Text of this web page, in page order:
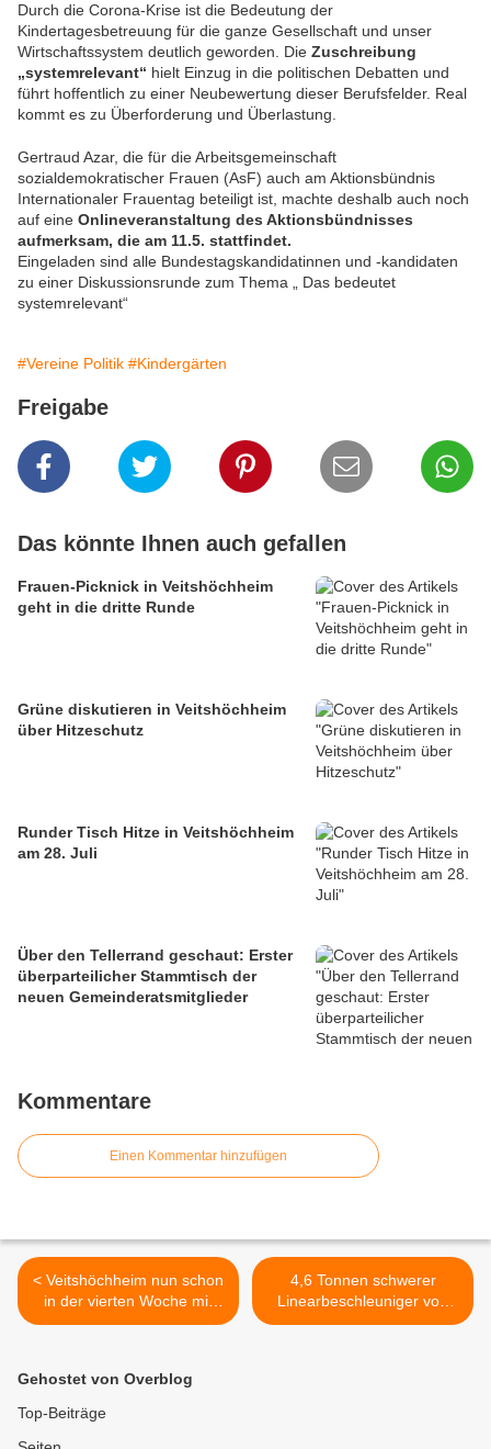
Durch die Corona-Krise ist die Bedeutung der
Kindertagesbetreuung für die ganze Gesellschaft und unser
Wirtschaftssystem deutlich geworden. Die Zuschreibung
„systemrelevant“ hielt Einzug in die politischen Debatten und
führt hoffentlich zu einer Neubewertung dieser Berufsfelder. Real
kommt es zu Überforderung und Überlastung.
Gertraud Azar, die für die Arbeitsgemeinschaft
sozialdemokratischer Frauen (AsF) auch am Aktionsbündnis
Internationaler Frauentag beteiligt ist, machte deshalb auch noch
auf eine Onlineveranstaltung des Aktionsbündnisses
aufmerksam, die am 11.5. stattfindet.
Eingeladen sind alle Bundestagskandidatinnen und -kandidaten
zu einer Diskussionsrunde zum Thema „ Das bedeutet
systemrelevant“
#Vereine Politik #Kindergärten
Freigabe
Das könnte Ihnen auch gefallen
Frauen-Picknick in Veitshöchheim
geht in die dritte Runde
Grüne diskutieren in Veitshöchheim
über Hitzeschutz
Runder Tisch Hitze in Veitshöchheim
am 28. Juli
Über den Tellerrand geschaut: Erster
überparteilicher Stammtisch der
neuen Gemeinderatsmitglieder
Kommentare
Einen Kommentar hinzufügen
< Veitshöchheim nun schon
in der vierten Woche mit
relativ hoher Inzidenzzahl
4,6 Tonnen schwerer
Linearbeschleuniger von
Palo Alto im Silicon Valley
Gehostet von Overblog
Top-Beiträge